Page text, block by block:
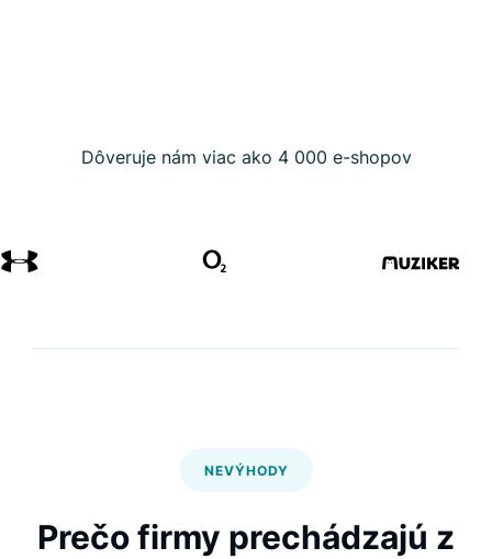
Dôveruje nám viac ako 4 000 e-shopov
NEVÝHODY
Prečo firmy prechádzajú z